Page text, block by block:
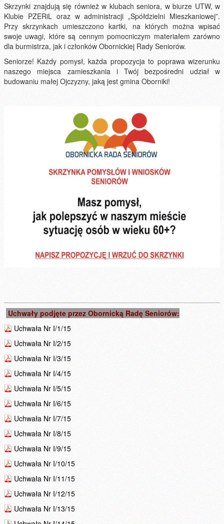
Skrzynki znajdują się również w klubach seniora, w biurze UTW, w
Klubie PZERiL oraz w administracji „Spółdzielni Mieszkaniowej”.
Przy skrzynkach umieszczono kartki, na których można wpisać
swoje uwagi, które są cennym pomocniczym materiałem zarówno
dla burmistrza, jak i członków Obornickiej Rady Seniorów.
Seniorze! Każdy pomysł, każda propozycja to poprawa wizerunku
naszego miejsca zamieszkania i Twój bezpośredni udział w
budowaniu małej Ojczyzny, jaką jest gmina Oborniki!
Uchwały podjęte przez Obornicką Radę Seniorów:
Uchwała Nr I/1/15
Uchwała Nr I/2/15
Uchwała Nr I/3/15
Uchwała Nr I/4/15
Uchwała Nr I/5/15
Uchwała Nr I/6/15
Uchwała Nr I/7/15
Uchwała Nr I/8/15
Uchwała Nr I/9/15
Uchwała Nr I/10/15
Uchwała Nr I/11/15
Uchwała Nr I/12/15
Uchwała Nr I/13/15